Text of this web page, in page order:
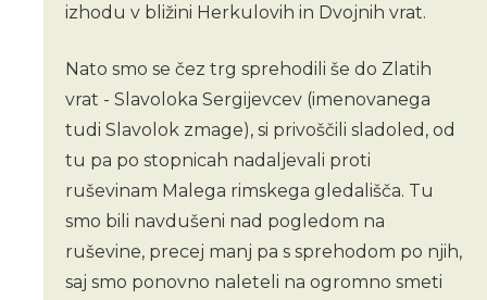
izhodu v bližini Herkulovih in Dvojnih vrat.
Nato smo se čez trg sprehodili še do Zlatih
vrat - Slavoloka Sergijevcev (imenovanega
tudi Slavolok zmage), si privoščili sladoled, od
tu pa po stopnicah nadaljevali proti
ruševinam Malega rimskega gledališča. Tu
smo bili navdušeni nad pogledom na
ruševine, precej manj pa s sprehodom po njih,
saj smo ponovno naleteli na ogromno smeti